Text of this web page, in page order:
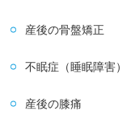
産後の骨盤矯正
不眠症（睡眠障害）
産後の膝痛